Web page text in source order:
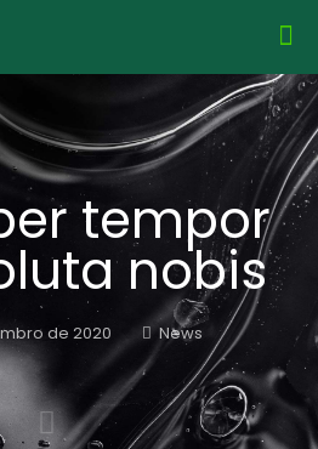
tempor
nobis
de 2020 News